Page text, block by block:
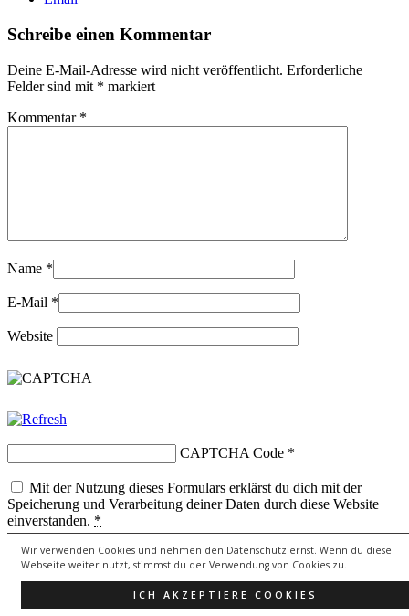
Wir verwenden Cookies und nehmen den Datenschutz ernst. Wenn du diese
Webseite weiter nutzt, stimmst du der Verwendung von Cookies zu.
ICH AKZEPTIERE COOKIES
Schreibe einen Kommentar
Deine E-Mail-Adresse wird nicht veröffentlicht. Erforderliche
Felder sind mit * markiert
Kommentar *
Name *
E-Mail *
Website
CAPTCHA Code *
Mit der Nutzung dieses Formulars erklärst du dich mit der
Speicherung und Verarbeitung deiner Daten durch diese Website
einverstanden. *
Copyright © 2026lebenssongs.deAll Rights Reserved.
Theme: Catch Evolution byCatch Themes